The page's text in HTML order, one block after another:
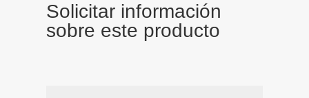
Solicitar información
sobre este producto